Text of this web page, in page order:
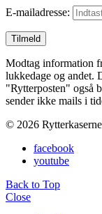
E-mailadresse:
Modtag information
lukkedage og andet.
"Rytterposten" også
sender ikke mails i
© 2026
facebook
youtube
Back to Top
Close